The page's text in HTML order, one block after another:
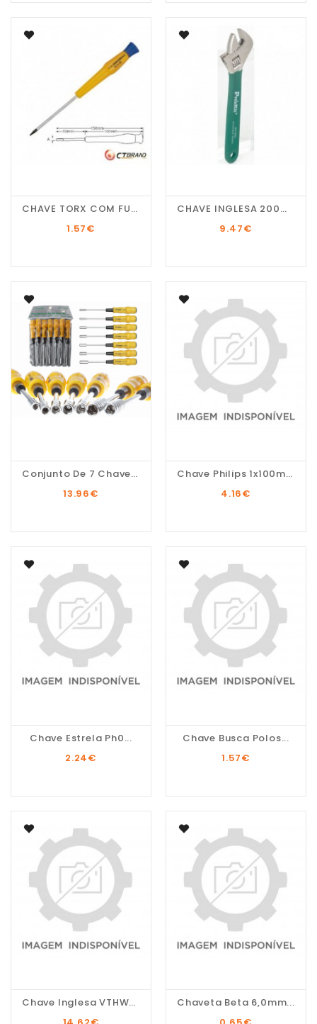
CHAVE TORX COM FURAÇÃO...
1.57€
CHAVE INGLESA 200MM...
9.47€
Conjunto De 7 Chaves...
13.96€
Chave Philips 1x100mm...
4.16€
Chave Estrela Ph0...
2.24€
Chave Busca Polos...
1.57€
Chave Inglesa VTHW-012
Chaveta Beta 6,0mm...